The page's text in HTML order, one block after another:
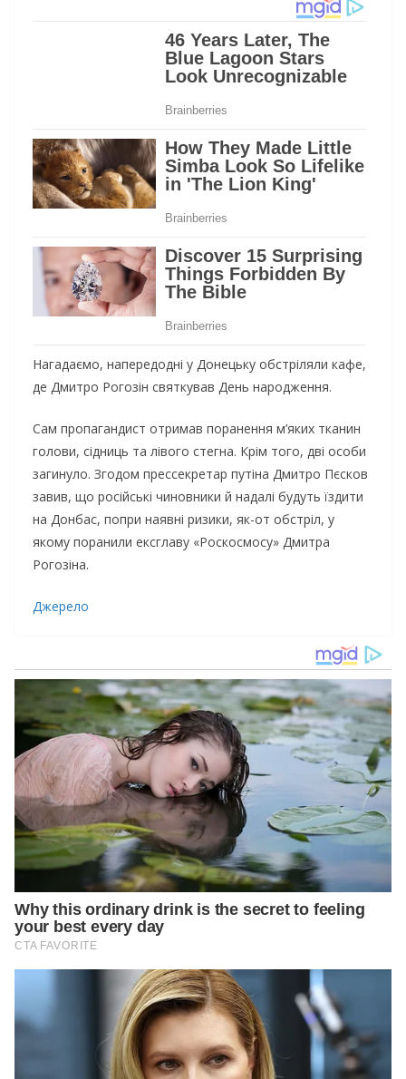
Нагадаємо, напередодні у Донецьку обстріляли кафе,
де Дмитро Рогозін святкував День народження.
Сам пропагандист отримав поранення м’яких тканин
голови, сідниць та лівого стегна. Крім того, дві особи
загинуло. Згодом прессекретар путіна Дмитро Пєсков
завив, що російські чиновники й надалі будуть їздити
на Донбас, попри наявні ризики, як-от обстріл, у
якому поранили ексглаву «Роскосмосу» Дмитра
Рогозіна.
Джерело